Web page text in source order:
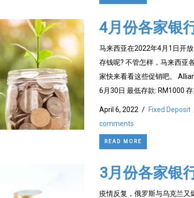
4月份各家银
马来西亚在2022年4月1日开
存钱呢? 不管怎样，马来西亚
家快来看看这些促销吧。
6月30日 最低存款: RM1000
April 6, 2022 / Fixed Deposit
comments
READ MORE
3月份各家银
疫情反复，俄罗斯与乌克兰又